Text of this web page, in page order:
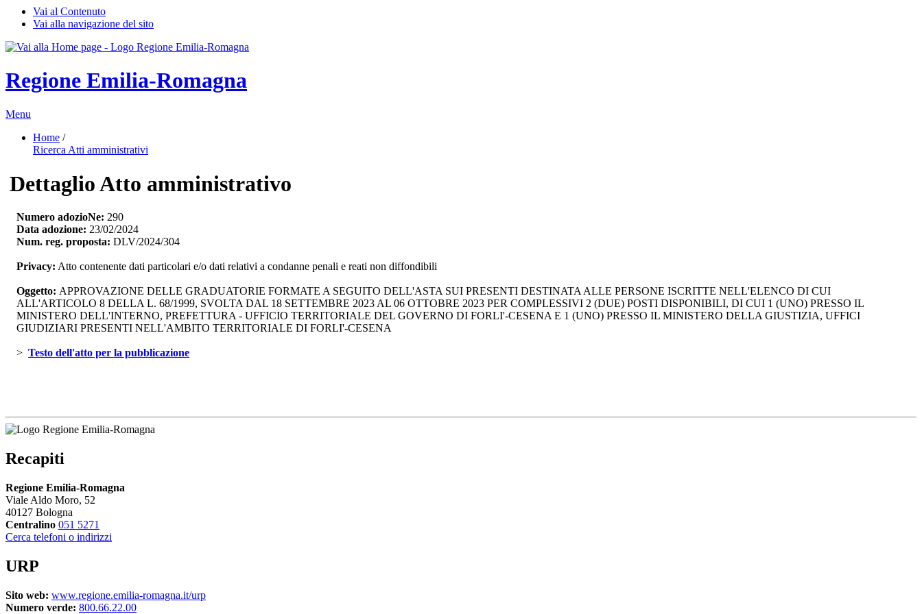
Vai al Contenuto
Vai alla navigazione del sito
Regione Emilia-Romagna
Menu
Home /
Ricerca Atti amministrativi
Dettaglio Atto amministrativo
Numero adozioNe: 290
Data adozione: 23/02/2024
Num. reg. proposta: DLV/2024/304
Privacy: Atto contenente dati particolari e/o dati relativi a condanne penali e reati non diffondibili
Oggetto: APPROVAZIONE DELLE GRADUATORIE FORMATE A SEGUITO DELL'ASTA SUI PRESENTI DESTINATA ALLE PERSONE ISCRITTE NELL'ELENCO DI CUI
ALL'ARTICOLO 8 DELLA L. 68/1999, SVOLTA DAL 18 SETTEMBRE 2023 AL 06 OTTOBRE 2023 PER COMPLESSIVI 2 (DUE) POSTI DISPONIBILI, DI CUI 1 (UNO) PRESSO IL
MINISTERO DELL'INTERNO, PREFETTURA - UFFICIO TERRITORIALE DEL GOVERNO DI FORLI'-CESENA E 1 (UNO) PRESSO IL MINISTERO DELLA GIUSTIZIA, UFFICI
GIUDIZIARI PRESENTI NELL'AMBITO TERRITORIALE DI FORLI'-CESENA
> Testo dell'atto per la pubblicazione
Recapiti
Regione Emilia-Romagna
Viale Aldo Moro, 52
40127 Bologna
Centralino 051 5271
Cerca telefoni o indirizzi
URP
Sito web: www.regione.emilia-romagna.it/urp
Numero verde: 800.66.22.00